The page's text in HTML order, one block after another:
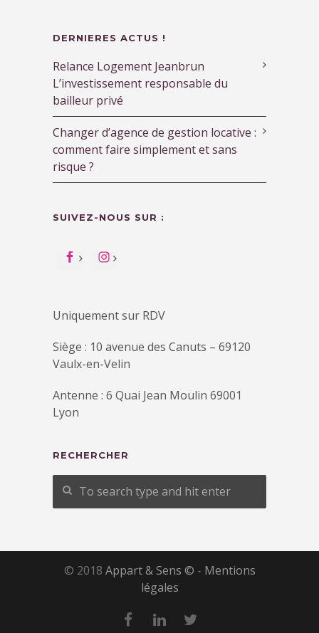
DERNIERES ACTUS !
Relance Logement Jeanbrun
L’investissement responsable du
bailleur privé
Changer d’agence de gestion locative :
comment faire simplement et sans
risque ?
SUIVEZ-NOUS SUR :
Uniquement sur RDV
Siège : 10 avenue des Canuts – 69120
Vaulx-en-Velin
Antenne : 6 Quai Jean Moulin 69001
Lyon
RECHERCHER
© 2018 Appart & Sens © - Mentions
légales